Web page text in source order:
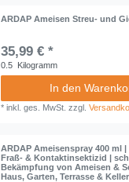
ARDAP Ameisen Streu- und
35,99 € *
0.5 Kilogramm
In den
*inkl. ges. MwSt. zzgl.
ARDAP Ameisenspray 400 ml
Fraß- & Kontaktinsektizid |
Bekämpfung von Ameisen &
Haus, Garten, Terrasse & Keller